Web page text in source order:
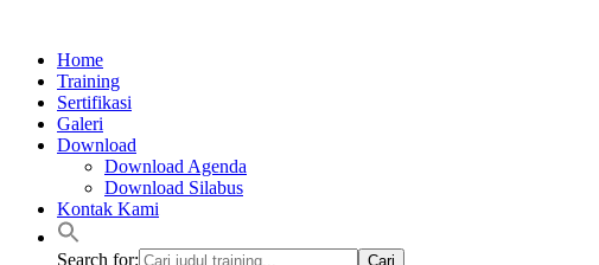
kontenHome
Training
Sertifikasi
Galeri
Download
Download Agenda
Download Silabus
Kontak Kami
Search for: